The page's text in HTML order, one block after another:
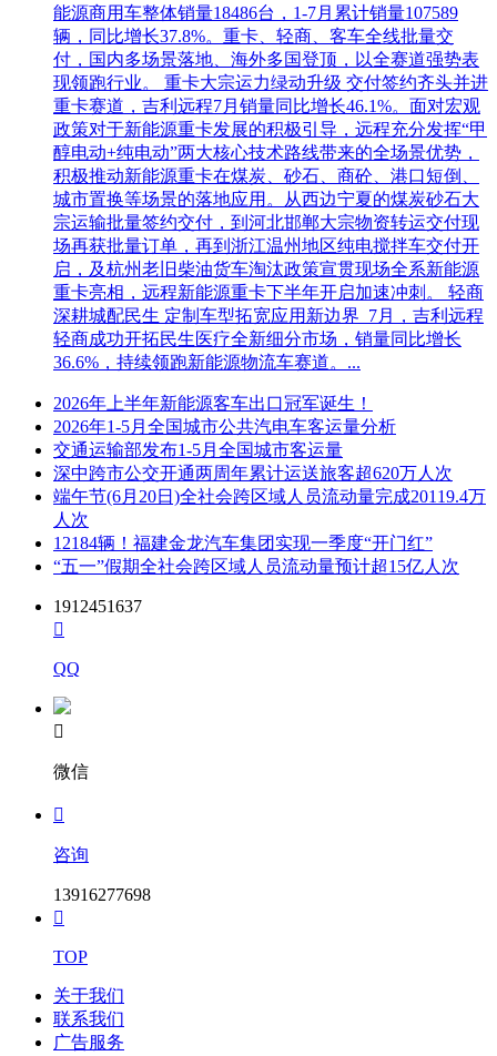
能源商用车整体销量18486台，1-7月累计销量107589
辆，同比增长37.8%。重卡、轻商、客车全线批量交
付，国内多场景落地、海外多国登顶，以全赛道强势表
现领跑行业。 重卡大宗运力绿动升级 交付签约齐头并进
重卡赛道，吉利远程7月销量同比增长46.1%。面对宏观
政策对于新能源重卡发展的积极引导，远程充分发挥“甲
醇电动+纯电动”两大核心技术路线带来的全场景优势，
积极推动新能源重卡在煤炭、砂石、商砼、港口短倒、
城市置换等场景的落地应用。从西边宁夏的煤炭砂石大
宗运输批量签约交付，到河北邯郸大宗物资转运交付现
场再获批量订单，再到浙江温州地区纯电搅拌车交付开
启，及杭州老旧柴油货车淘汰政策宣贯现场全系新能源
重卡亮相，远程新能源重卡下半年开启加速冲刺。 轻商
深耕城配民生 定制车型拓宽应用新边界 7月，吉利远程
轻商成功开拓民生医疗全新细分市场，销量同比增长
36.6%，持续领跑新能源物流车赛道。...
2026年上半年新能源客车出口冠军诞生！
2026年1-5月全国城市公共汽电车客运量分析
交通运输部发布1-5月全国城市客运量
深中跨市公交开通两周年累计运送旅客超620万人次
端午节(6月20日)全社会跨区域人员流动量完成20119.4万
人次
12184辆！福建金龙汽车集团实现一季度“开门红”
“五一”假期全社会跨区域人员流动量预计超15亿人次
1912451637

QQ

微信

咨询
13916277698

TOP
关于我们
联系我们
广告服务